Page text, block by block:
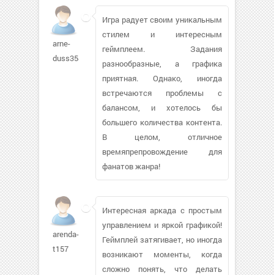
arne-
duss358
Игра радует своим уникальным
стилем и интересным
геймплеем. Задания
разнообразные, а графика
приятная. Однако, иногда
встречаются проблемы с
балансом, и хотелось бы
большего количества контента.
В целом, отличное
времяпрепровождение для
фанатов жанра!
arenda-
t157
Интересная аркада с простым
управлением и яркой графикой!
Геймплей затягивает, но иногда
возникают моменты, когда
сложно понять, что делать